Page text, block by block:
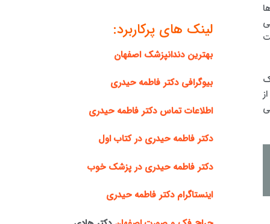
لینک های پرکاربرد:
بهترین دندانپزشک اصفهان
بیوگرافی دکتر فاطمه حیدری
اطلاعات تماس دکتر فاطمه حیدری
دکتر فاطمه حیدری در کتاب اول
دکتر فاطمه حیدری در پزشک خوب
اینستاگرام دکتر فاطمه حیدری